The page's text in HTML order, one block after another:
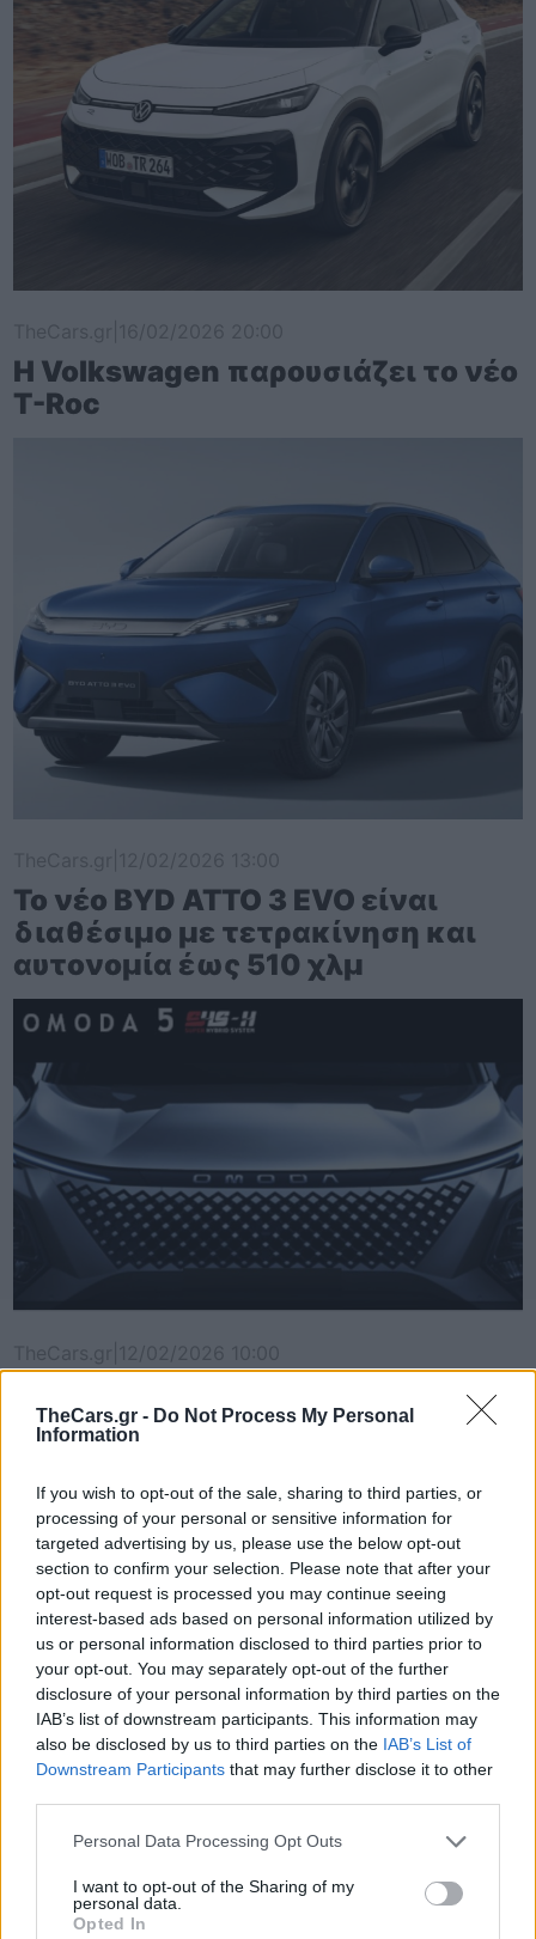
TheCars.gr - Do Not Process My Personal
Information
If you wish to opt-out of the sale, sharing to third parties, or
processing of your personal or sensitive information for
targeted advertising by us, please use the below opt-out
section to confirm your selection. Please note that after your
opt-out request is processed you may continue seeing
interest-based ads based on personal information utilized by
us or personal information disclosed to third parties prior to
your opt-out. You may separately opt-out of the further
disclosure of your personal information by third parties on the
IAB’s list of downstream participants. This information may
also be disclosed by us to third parties on the IAB’s List of
Downstream Participants that may further disclose it to other
Personal Data Processing Opt Outs
I want to opt-out of the Sharing of my
personal data.
Opted In
Η Volkswagen παρουσιάζει το νέο
T-Roc
Το νέο BYD ATTO 3 EVO είναι
διαθέσιμο με τετρακίνηση και
αυτονομία έως 510 χλμ
Το Omoda 5 SHS-H διαθέτει νέα
υβριδική τεχνολογία με
TheCars.gr|10/02/2026 19:00